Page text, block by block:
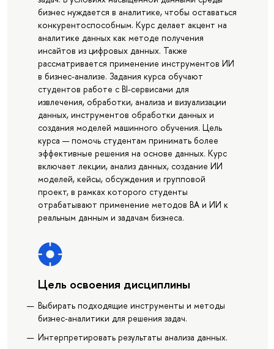
бизнес нуждается в аналитике, чтобы оставаться
конкурентоспособным. Курс делает акцент на
аналитике данных как методе получения
инсайтов из цифровых данных. Также
рассматривается применение инструментов ИИ
в бизнес-анализе. Задания курса обучают
студентов работе с BI-сервисами для
извлечения, обработки, анализа и визуализации
данных, инструментов обработки данных и
создания моделей машинного обучения. Цель
курса — помочь студентам принимать более
эффективные решения на основе данных. Курс
включает лекции, анализ данных, создание ИИ
моделей, кейсы, обсуждения и групповой
проект, в рамках которого студенты
отрабатывают применение методов BA и ИИ к
реальным данным и задачам бизнеса.
Цель освоения дисциплины
Выбирать подходящие инструменты и методы
бизнес-аналитики для решения задач.
Интерпретировать результаты анализа данных.